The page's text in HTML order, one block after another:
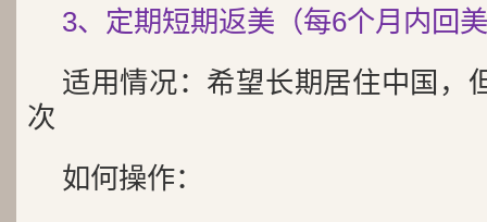
3、定期短期返美（每6个月内回
适用情况：希望长期居住中国，
次
如何操作：